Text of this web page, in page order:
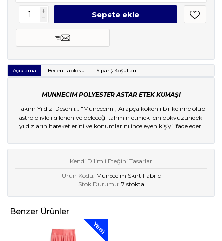
i
h
Açıklama Beden Tablosu Sipariş Koşulları
MUNNECIM POLYESTER ASTAR ETEK KUMAŞI
Takım Yıldızı Desenli… "Müneccim", Arapça kökenli bir kelime olup
astrolojiyle ilgilenen ve geleceği tahmin etmek için gökyüzündeki
yıldızların hareketlerini ve konumlarını inceleyen kişiyi ifade eder.
Kendi Dilimli Eteğini Tasarlar
Ürün Kodu: Müneccim Skirt Fabric
Stok Durumu: 7 stokta
Benzer Ürünler
Yeni